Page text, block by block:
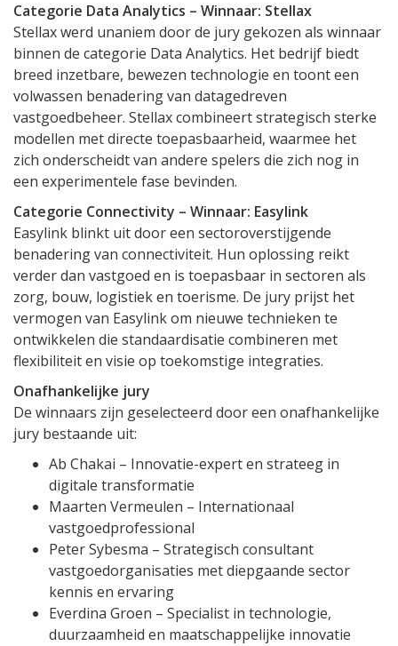
Categorie Data Analytics – Winnaar: Stellax
Stellax werd unaniem door de jury gekozen als winnaar
binnen de categorie Data Analytics. Het bedrijf biedt
breed inzetbare, bewezen technologie en toont een
volwassen benadering van datagedreven
vastgoedbeheer. Stellax combineert strategisch sterke
modellen met directe toepasbaarheid, waarmee het
zich onderscheidt van andere spelers die zich nog in
een experimentele fase bevinden.
Categorie Connectivity – Winnaar: Easylink
Easylink blinkt uit door een sectoroverstijgende
benadering van connectiviteit. Hun oplossing reikt
verder dan vastgoed en is toepasbaar in sectoren als
zorg, bouw, logistiek en toerisme. De jury prijst het
vermogen van Easylink om nieuwe technieken te
ontwikkelen die standaardisatie combineren met
flexibiliteit en visie op toekomstige integraties.
Onafhankelijke jury
De winnaars zijn geselecteerd door een onafhankelijke
jury bestaande uit:
Ab Chakai – Innovatie-expert en strateeg in
digitale transformatie
Maarten Vermeulen – Internationaal
vastgoedprofessional
Peter Sybesma – Strategisch consultant
vastgoedorganisaties met diepgaande sector
kennis en ervaring
Everdina Groen – Specialist in technologie,
duurzaamheid en maatschappelijke innovatie